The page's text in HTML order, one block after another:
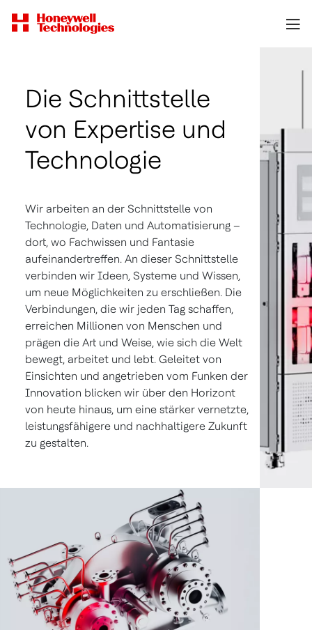
Die Schnittstelle
von Expertise und
Technologie
Wir arbeiten an der Schnittstelle von
Technologie, Daten und Automatisierung –
dort, wo Fachwissen und Fantasie
aufeinandertreffen. An dieser Schnittstelle
verbinden wir Ideen, Systeme und Wissen,
um neue Möglichkeiten zu erschließen. Die
Verbindungen, die wir jeden Tag schaffen,
erreichen Millionen von Menschen und
prägen die Art und Weise, wie sich die Welt
bewegt, arbeitet und lebt. Geleitet von
Einsichten und angetrieben vom Funken der
Innovation blicken wir über den Horizont
von heute hinaus, um eine stärker vernetzte,
leistungsfähigere und nachhaltigere Zukunft
zu gestalten.